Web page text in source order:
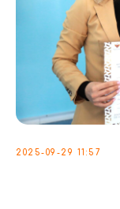
2025-09-29 11:57